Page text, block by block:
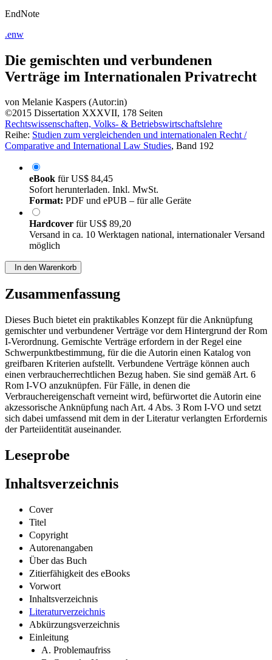
Verträge im Internationalen Privatrecht
©2015 Dissertation XXXVII, 178 Seiten
Rechtswissenschaften, Volks- & Betriebswirtschaftslehre
Reihe:Studien zum vergleichenden und internationalen Recht /
Comparative and International Law Studies, Band 192
eBook
Sofort herunterladen. Inkl. MwSt.
Format:PDF und ePUB – für alle Geräte
Hardcover
Versand in ca. 10 Werktagen national, internationaler Versand
möglich
gemischter und verbundener Verträge vor dem Hintergrund der Rom
I-Verordnung. Gemischte Verträge erfordern in der Regel eine
Schwerpunktbestimmung, für die die Autorin einen Katalog von
greifbaren Kriterien aufstellt. Verbundene Verträge können auch
einen verbraucherrechtlichen Bezug haben. Sie sind gemäß Art. 6
Rom I-VO anzuknüpfen. Für Fälle, in denen die
Verbrauchereigenschaft verneint wird, befürwortet die Autorin eine
akzessorische Anknüpfung nach Art. 4 Abs. 3 Rom I-VO und setzt
sich dabei umfassend mit dem in der Literatur verlangten Erfordernis
der Parteiidentität auseinander.
Titel
Copyright
Autorenangaben
Über das Buch
Zitierfähigkeit des eBooks
Vorwort
Inhaltsverzeichnis
Literaturverzeichnis
Abkürzungsverzeichnis
Einleitung
A. Problemaufriss
B. Gang der Untersuchung